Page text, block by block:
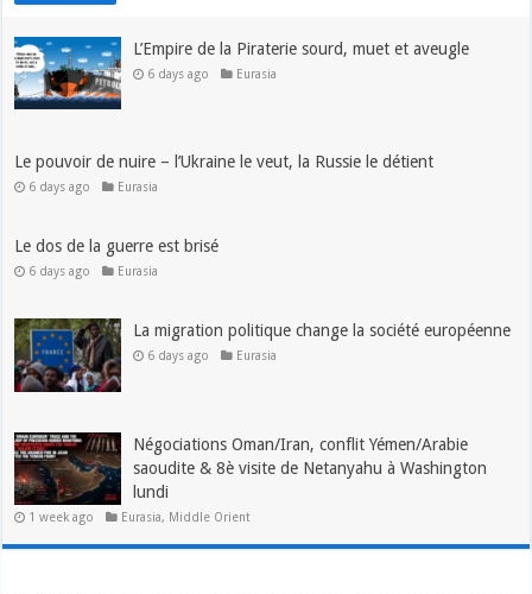
L’Empire de la Piraterie sourd, muet et aveugle
6 days ago Eurasia
Le pouvoir de nuire – l’Ukraine le veut, la Russie le détient
6 days ago Eurasia
Le dos de la guerre est brisé
6 days ago Eurasia
La migration politique change la société européenne
6 days ago Eurasia
Négociations Oman/Iran, conflit Yémen/Arabie
saoudite & 8è visite de Netanyahu à Washington
lundi
1 week ago Eurasia, Middle Orient